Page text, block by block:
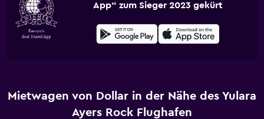
App“ zum Sieger 2023 gekürt
Mietwagen von Dollar in der Nähe des Yulara
Ayers Rock Flughafen